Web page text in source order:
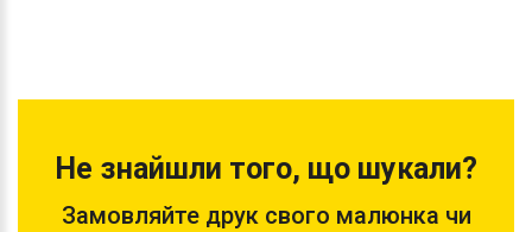
Не знайшли того, що шукали?
Замовляйте друк свого малюнка чи